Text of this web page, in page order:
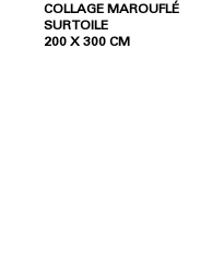
COLLAGE MAROUFLÉ
SUR TOILE
200 X 300 CM